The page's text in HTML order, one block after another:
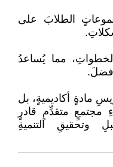
الطلابَ على
مما يُساعدُ
مادةٍ أكاديميةٍ، بل
مجتمعٍ متقدِّمٍ قادرٍ
وتحقيقِ التنميةِ